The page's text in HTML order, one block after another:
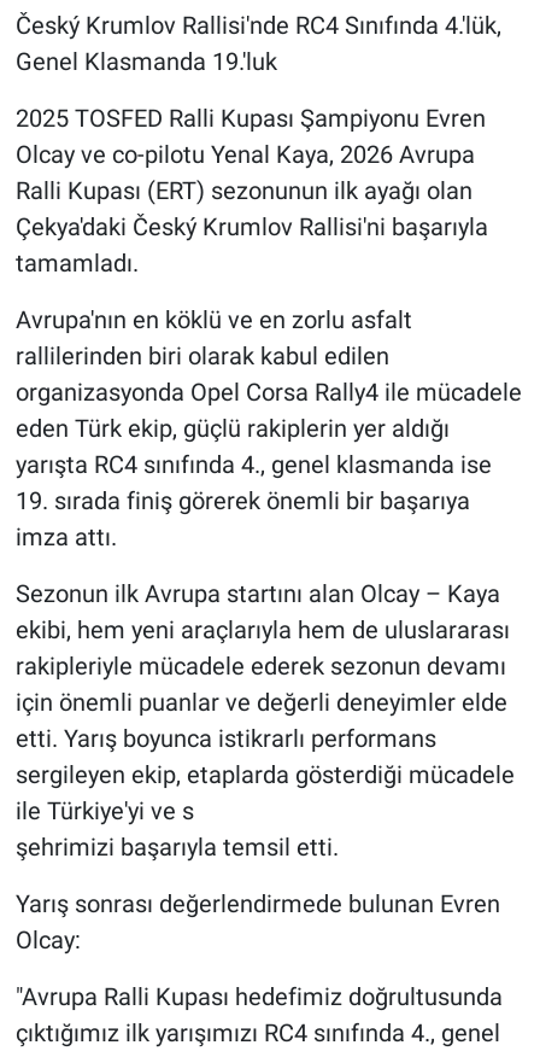
Český Krumlov Rallisi'nde RC4 Sınıfında 4.'lük,
Genel Klasmanda 19.'luk
2025 TOSFED Ralli Kupası Şampiyonu Evren
Olcay ve co-pilotu Yenal Kaya, 2026 Avrupa
Ralli Kupası (ERT) sezonunun ilk ayağı olan
Çekya'daki Český Krumlov Rallisi'ni başarıyla
tamamladı.
Avrupa'nın en köklü ve en zorlu asfalt
rallilerinden biri olarak kabul edilen
organizasyonda Opel Corsa Rally4 ile mücadele
eden Türk ekip, güçlü rakiplerin yer aldığı
yarışta RC4 sınıfında 4., genel klasmanda ise
19. sırada finiş görerek önemli bir başarıya
imza attı.
Sezonun ilk Avrupa startını alan Olcay – Kaya
ekibi, hem yeni araçlarıyla hem de uluslararası
rakipleriyle mücadele ederek sezonun devamı
için önemli puanlar ve değerli deneyimler elde
etti. Yarış boyunca istikrarlı performans
sergileyen ekip, etaplarda gösterdiği mücadele
ile Türkiye'yi ve s
şehrimizi başarıyla temsil etti.
Yarış sonrası değerlendirmede bulunan Evren
Olcay:
"Avrupa Ralli Kupası hedefimiz doğrultusunda
çıktığımız ilk yarışımızı RC4 sınıfında 4., genel
Yerel
Magazin
Bilim ve Teknoloji